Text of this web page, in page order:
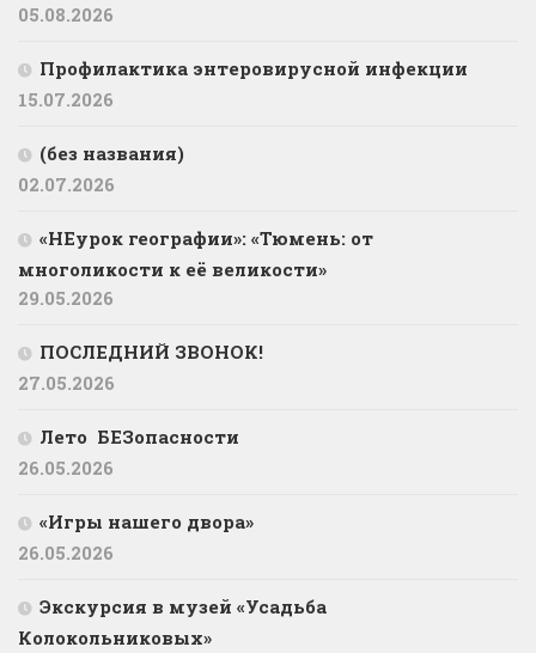
05.08.2026
Профилактика энтеровирусной инфекции
15.07.2026
(без названия)
02.07.2026
«НЕурок географии»: «Тюмень: от
многоликости к её великости»
29.05.2026
ПОСЛЕДНИЙ ЗВОНОК!
27.05.2026
Лето БЕЗопасности
26.05.2026
«Игры нашего двора»
26.05.2026
Экскурсия в музей «Усадьба
Колокольниковых»